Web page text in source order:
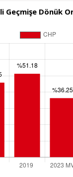
Geçmişe Dönük